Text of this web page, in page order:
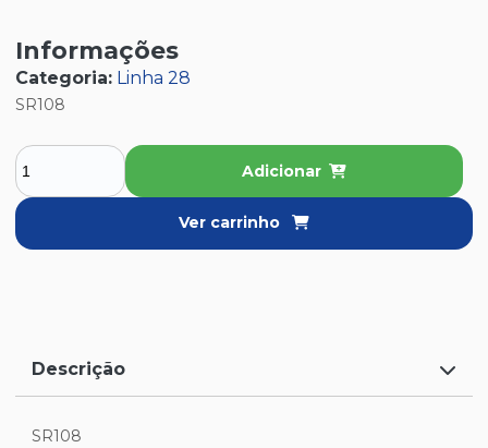
Informações
Categoria: Linha 28
SR108
Adicionar
Ver carrinho
Descrição
SR108